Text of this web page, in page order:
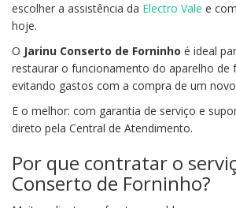
escolher a assistência da Electro Vale e
hoje.
O Jarinu Conserto de Forninho é ideal
restaurar o funcionamento do aparelho de
evitando gastos com a compra de um
E o melhor: com garantia de serviço e
direto pela Central de Atendimento.
Por que contratar o
Conserto de Forninho?